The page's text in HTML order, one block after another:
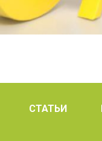
СТАТЬИ